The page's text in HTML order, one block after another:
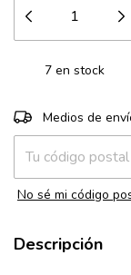
7 en stock
Entregas para el CP:
Medios de
No sé mi código
Descripción